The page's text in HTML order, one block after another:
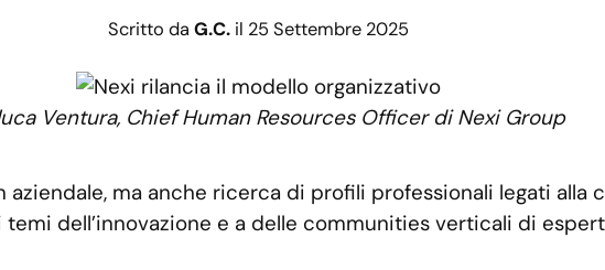
Scritto da G.C. il 25 Settembre 2025
Ventura, Chief Human Resources Officer di Nexi Group
ma anche ricerca di profili professionali legati alla
dell’innovazione e a delle communities verticali di